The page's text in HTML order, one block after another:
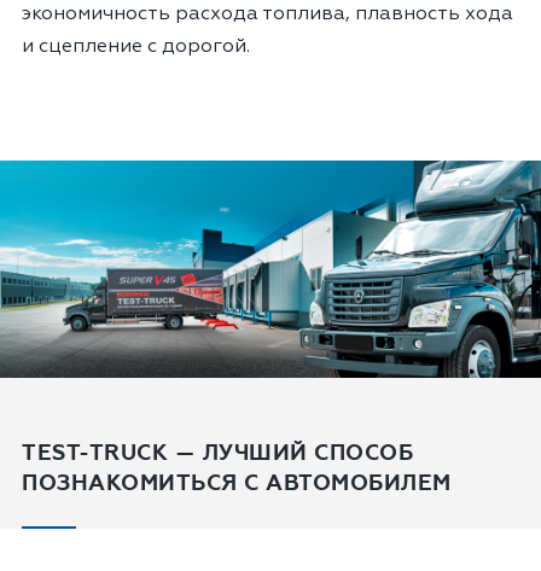
экономичность расхода топлива, плавность хода
и сцепление с дорогой.
TEST-TRUCK — ЛУЧШИЙ СПОСОБ
ПОЗНАКОМИТЬСЯ С АВТОМОБИЛЕМ